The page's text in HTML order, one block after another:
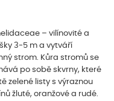
– vilínovité a
3-5 m a vytváří
strom. Kůra stromů se
po sobě skvrny, které
zelené listy s výraznou
žluté, oranžové a rudé.